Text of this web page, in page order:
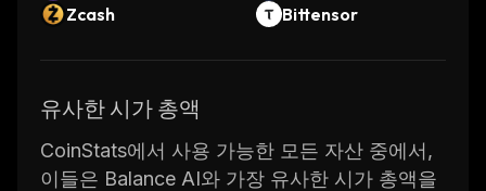
Zcash
Bittensor
유사한 시가 총액
CoinStats에서 사용 가능한 모든 자산 중에서,
이들은 Balance AI와 가장 유사한 시가 총액을